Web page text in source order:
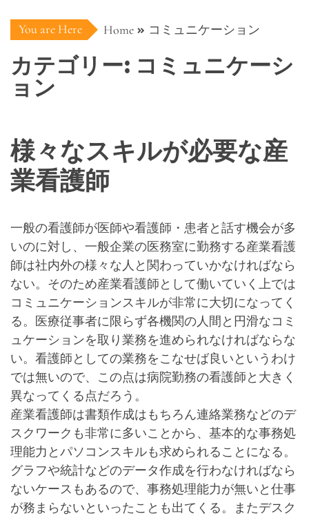
You are Here Home コミュニケーション
カテゴリー: コミュニケーシ
ョン
様々なスキルが必要な産
業看護師
一般の看護師が医師や看護師・患者と話す機会が多
いのに対し、一般企業の医務室に勤務する産業看護
師は社内外の様々な人と関わっていかなければなら
ない。そのため産業看護師として働いていく上では
コミュニケーションスキルが非常に大切になってく
る。医療従事者に限らず各機関の人間と円滑なコミ
ュケーションを取り業務を進められなければならな
い。看護師としての業務をこなせば良いというわけ
では無いので、この点は病院勤務の看護師と大きく
異なってくる点だろう。
産業看護師は書類作成はもちろん連絡業務などのデ
スクワークも非常に多いことから、基本的な事務処
理能力とパソコンスキルも求められることになる。
グラフや統計などのデータ作成を行わなければなら
ないケースもあるので、事務処理能力が無いと仕事
が務まらないといったことも出てくる。またデスク